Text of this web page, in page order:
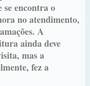
se encontra o
no atendimento,
A
ainda deve
mas a
fez a